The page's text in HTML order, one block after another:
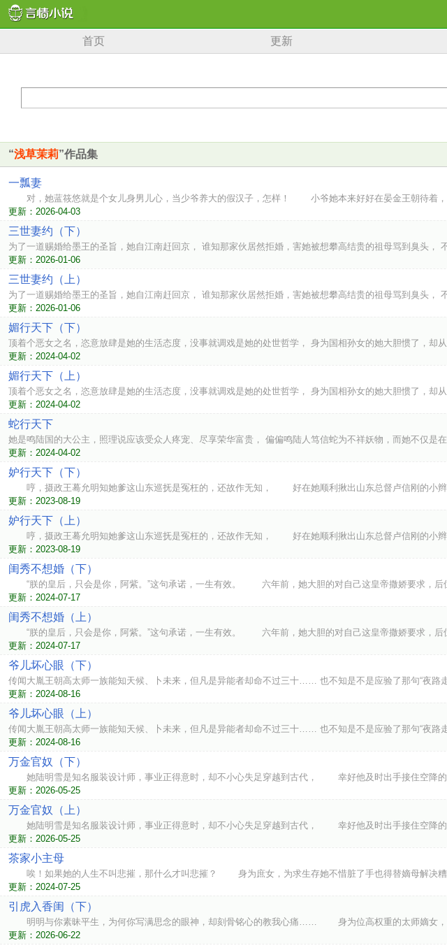
首页 更新
“浅草茉莉”作品集
一瓢妻
对，她蓝筱悠就是个女儿身男儿心，当少爷养大的假汉子，怎样！ 小爷她本来好好在晏金王朝待着
更新：2026-04-03
三世妻约（下）
为了一道赐婚给墨王的圣旨，她自江南赶回京， 谁知那家伙居然拒婚，害她被想攀高结贵的祖母骂到臭头，
更新：2026-01-06
三世妻约（上）
为了一道赐婚给墨王的圣旨，她自江南赶回京， 谁知那家伙居然拒婚，害她被想攀高结贵的祖母骂到臭头，
更新：2026-01-06
媚行天下（下）
顶着个恶女之名，恣意放肆是她的生活态度，没事就调戏是她的处世哲学， 身为国相孙女的她大胆惯了，却
更新：2024-04-02
媚行天下（上）
顶着个恶女之名，恣意放肆是她的生活态度，没事就调戏是她的处世哲学， 身为国相孙女的她大胆惯了，却
更新：2024-04-02
蛇行天下
她是鸣陆国的大公主，照理说应该受众人疼宠、尽享荣华富贵， 偏偏鸣陆人笃信蛇为不祥妖物，而她不仅是
更新：2024-04-02
妒行天下（下）
哼，摄政王蓦允明知她爹这山东巡抚是冤枉的，还故作无知， 好在她顺利揪出山东总督卢信刚的小
更新：2023-08-19
妒行天下（上）
哼，摄政王蓦允明知她爹这山东巡抚是冤枉的，还故作无知， 好在她顺利揪出山东总督卢信刚的小
更新：2023-08-19
闺秀不想婚（下）
“朕的皇后，只会是你，阿紫。”这句承诺，一生有效。 六年前，她大胆的对自己这皇帝撒娇要求，
更新：2024-07-17
闺秀不想婚（上）
“朕的皇后，只会是你，阿紫。”这句承诺，一生有效。 六年前，她大胆的对自己这皇帝撒娇要求，
更新：2024-07-17
爷儿坏心眼（下）
传闻大胤王朝高太师一族能知天候、卜未来，但凡是异能者却命不过三十…… 也不知是不是应验了那句“夜路
更新：2024-08-16
爷儿坏心眼（上）
传闻大胤王朝高太师一族能知天候、卜未来，但凡是异能者却命不过三十…… 也不知是不是应验了那句“夜路
更新：2024-08-16
万金官奴（下）
她陆明雪是知名服装设计师，事业正得意时，却不小心失足穿越到古代， 幸好他及时出手接住空降
更新：2026-05-25
万金官奴（上）
她陆明雪是知名服装设计师，事业正得意时，却不小心失足穿越到古代， 幸好他及时出手接住空降
更新：2026-05-25
茶家小主母
唉！如果她的人生不叫悲摧，那什么才叫悲摧？ 身为庶女，为求生存她不惜脏了手也得替嫡母解决
更新：2024-07-25
引虎入香闺（下）
明明与你素昧平生，为何你写满思念的眼神，却刻骨铭心的教我心痛…… 身为位高权重的太师嫡女
更新：2026-06-22